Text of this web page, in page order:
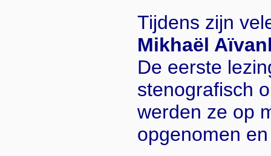
Tijdens zijn
Mikhaël
De eerste
stenografisch
werden ze op
opgenomen